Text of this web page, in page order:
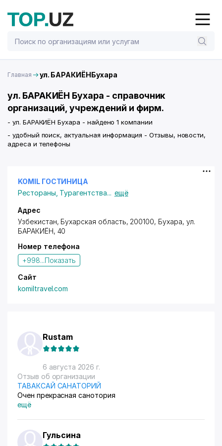
Главная ул. БАРАКИЁНБухара
ул. БАРАКИЁН Бухара - справочник
организаций, учреждений и фирм.
- ул. БАРАКИЁН Бухара - найдено 1 компании
- удобный поиск, актуальная информация - Отзывы, новости,
адреса и телефоны
KOMIL ГОСТИНИЦА
Рестораны Турагентства... ещё
Адрес
Узбекистан, Бухарская область, 200100, Бухара, ул.
БАРАКИЁН, 40
Номер телефона
+998...Показать
Сайт
komiltravel.com
Rustam
6 августа 2026 г.
Отзыв об организации
ТАВАКСАЙ САНАТОРИЙ
Очен прекрасная санотория
ещё
Гульсина